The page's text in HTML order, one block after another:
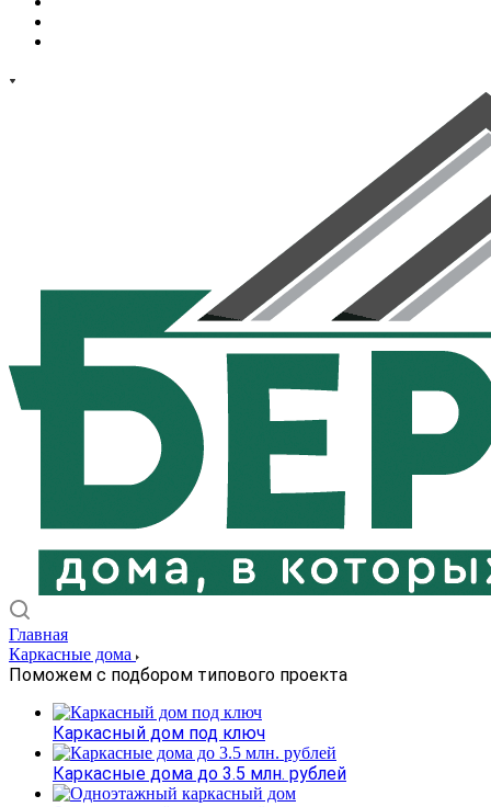
Главная
Каркасные дома
Поможем с подбором типового проекта
Каркасный дом под ключ
Каркасные дома до 3.5 млн. рублей